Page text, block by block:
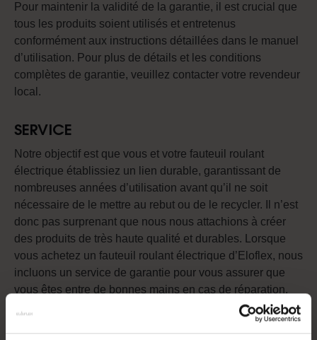
Pour maintenir la validité de la garantie, il est crucial que
tous les produits soient utilisés et entretenus
conformément aux instructions détaillées dans le manuel
d’utilisation. Pour plus de détails et les conditions
complètes de garantie, veuillez contacter votre revendeur
local.
SERVICE
Notre objectif est que vous et votre fauteuil roulant
électrique établissiez un lien durable, garantissant de
nombreuses années d’utilisation avant qu’il ne soit
nécessaire de le mettre au rebut ou de le recycler. Il n’est
donc pas surprenant que nous nous attachions à créer
des produits de très haute qualité et durables. Lorsque
vous achetez un fauteuil roulant électrique d’Eloflex, nous
incluons un service de garantie pour vous assurer que
vous êtes entre de bonnes mains en cas de réparation.
Car, nous comprenons également qu’il ne s’agit pas
seulement d’offrir les meilleurs produits du marché, il